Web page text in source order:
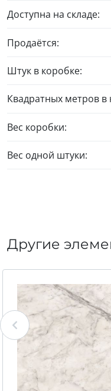
Доступна на складе:
Продаётся:
Штук в коробке:
Квадратных метров в
Вес коробки:
Вес одной штуки:
Другие